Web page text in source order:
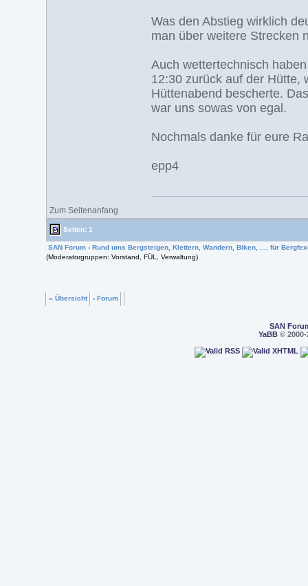
Was den Abstieg wirklich
man über weitere Strecken
Auch wettertechnisch
12:30 zurück auf der Hütte,
Hüttenabend bescherte.
war uns sowas von egal.
Nochmals danke für eure
epp4
Zum Seitenanfang
Seiten: 1
SAN Forum› Rund ums Bergsteigen, Klettern, Wandern, Biken, .... für
(Moderatorgruppen: Vorstand, FÜL, Verwaltung)
« Übersicht ‹ Forum
SAN
YaBB© 2000-